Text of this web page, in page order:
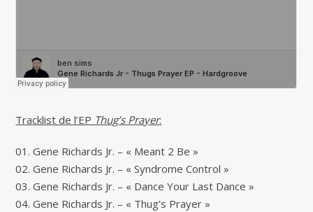
Tracklist de l’EP Thug’s Prayer:
01. Gene Richards Jr. – « Meant 2 Be »
02. Gene Richards Jr. – « Syndrome Control »
03. Gene Richards Jr. – « Dance Your Last Dance »
04. Gene Richards Jr. – « Thug’s Prayer »